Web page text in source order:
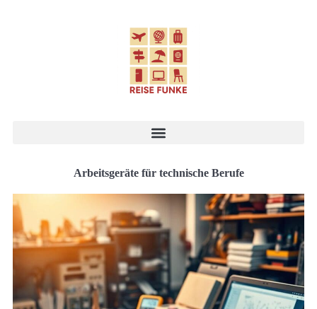
Arbeitsgeräte für technische Berufe